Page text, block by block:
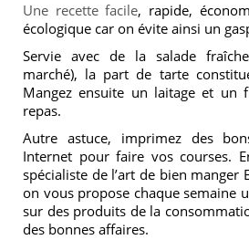
Une recette facile, rapide,
écologique car on évite ainsi un
Servie avec de la salade
marché), la part de tarte
Mangez ensuite un laitage et
repas.
Autre astuce, imprimez des
Internet pour faire vos courses.
spécialiste de l’art de bien manger
on vous propose chaque semaine
sur des produits de la
des bonnes affaires.